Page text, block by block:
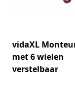
vidaXL
met 6 wielen
verstelbaar